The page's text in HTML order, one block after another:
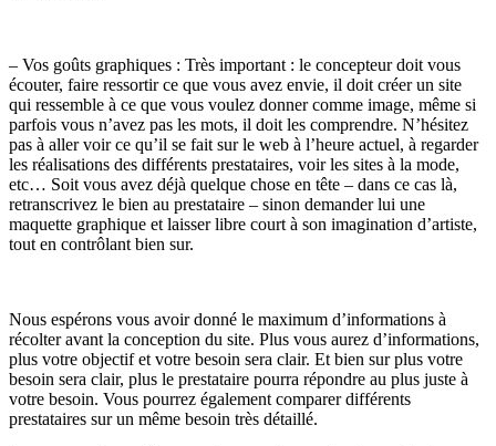
– Vos goûts graphiques : Très important : le concepteur doit vous
écouter, faire ressortir ce que vous avez envie, il doit créer un site
qui ressemble à ce que vous voulez donner comme image, même si
parfois vous n’avez pas les mots, il doit les comprendre. N’hésitez
pas à aller voir ce qu’il se fait sur le web à l’heure actuel, à regarder
les réalisations des différents prestataires, voir les sites à la mode,
etc… Soit vous avez déjà quelque chose en tête – dans ce cas là,
retranscrivez le bien au prestataire – sinon demander lui une
maquette graphique et laisser libre court à son imagination d’artiste,
tout en contrôlant bien sur.
Nous espérons vous avoir donné le maximum d’informations à
récolter avant la conception du site. Plus vous aurez d’informations,
plus votre objectif et votre besoin sera clair. Et bien sur plus votre
besoin sera clair, plus le prestataire pourra répondre au plus juste à
votre besoin. Vous pourrez également comparer différents
prestataires sur un même besoin très détaillé.